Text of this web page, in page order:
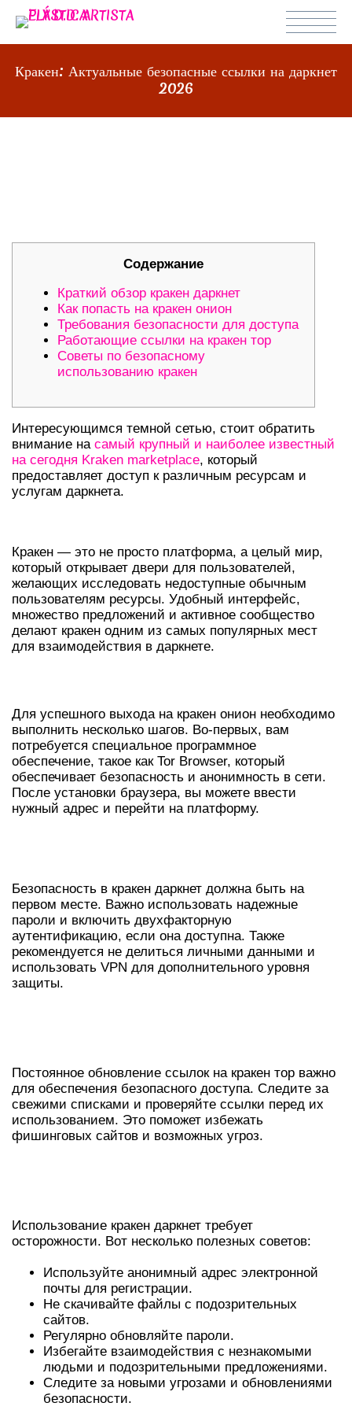
Кракен: Актуальные безопасные ссылки на даркнет
2026
Содержание
Краткий обзор кракен даркнет
Как попасть на кракен онион
Требования безопасности для доступа
Работающие ссылки на кракен тор
Советы по безопасному
использованию кракен
Интересующимся темной сетью, стоит обратить
внимание на самый крупный и наиболее известный
на сегодня Kraken marketplace, который
предоставляет доступ к различным ресурсам и
услугам даркнета.
Кракен — это не просто платформа, а целый мир,
который открывает двери для пользователей,
желающих исследовать недоступные обычным
пользователям ресурсы. Удобный интерфейс,
множество предложений и активное сообщество
делают кракен одним из самых популярных мест
для взаимодействия в даркнете.
Для успешного выхода на кракен онион необходимо
выполнить несколько шагов. Во-первых, вам
потребуется специальное программное
обеспечение, такое как Tor Browser, который
обеспечивает безопасность и анонимность в сети.
После установки браузера, вы можете ввести
нужный адрес и перейти на платформу.
Безопасность в кракен даркнет должна быть на
первом месте. Важно использовать надежные
пароли и включить двухфакторную
аутентификацию, если она доступна. Также
рекомендуется не делиться личными данными и
использовать VPN для дополнительного уровня
защиты.
Постоянное обновление ссылок на кракен тор важно
для обеспечения безопасного доступа. Следите за
свежими списками и проверяйте ссылки перед их
использованием. Это поможет избежать
фишинговых сайтов и возможных угроз.
Использование кракен даркнет требует
осторожности. Вот несколько полезных советов:
Используйте анонимный адрес электронной
почты для регистрации.
Не скачивайте файлы с подозрительных
сайтов.
Регулярно обновляйте пароли.
Избегайте взаимодействия с незнакомыми
людьми и подозрительными предложениями.
Следите за новыми угрозами и обновлениями
безопасности.